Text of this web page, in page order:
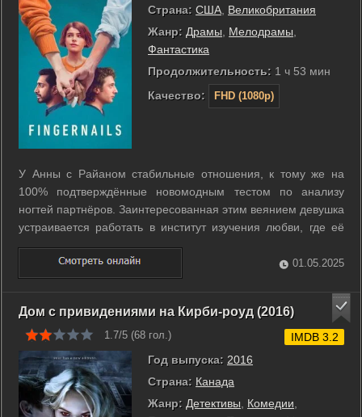
Страна: США, Великобритания
Жанр: Драмы, Мелодрамы,
Фантастика
Продолжительность: 1 ч 53 мин
Качество:
FHD (1080p)
У Анны с Райаном стабильные отношения, к тому же на
100% подтверждённые новомодным тестом по анализу
ногтей партнёров. Заинтересованная этим веянием девушка
устраивается работать в институт изучения любви, где её
ставят в напарницы к Амиру. Вдвоём они дают различные
задания желающим узнать истинность чувств парам,
наблюдают, а затем проводят ...
01.05.2025
Дом с привидениями на Кирби-роуд (2016)
1.7/5 (68 гол.)
Год выпуска: 2016
Страна: Канада
Жанр: Детективы Комедии
IMDB 3.2